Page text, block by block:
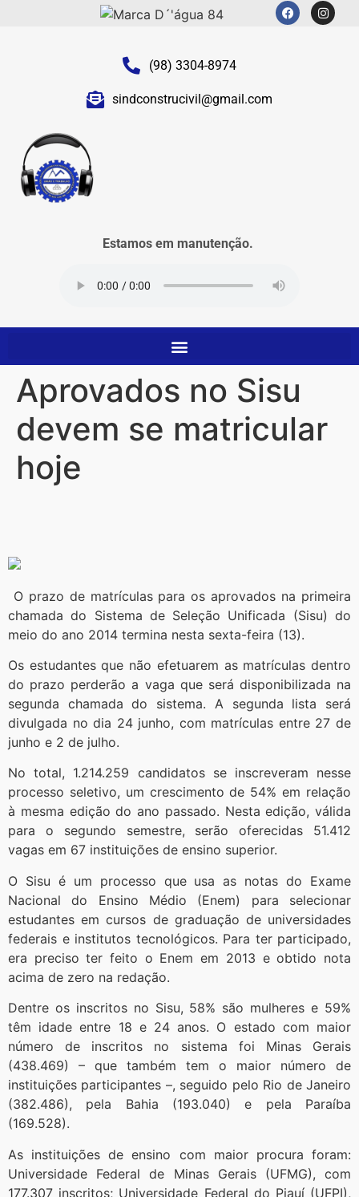
(98) 3304-8974
sindconstrucivil@gmail.com
Estamos em manutenção.
Aprovados no Sisu
devem se matricular
hoje
O prazo de matrículas para os aprovados na primeira
chamada do Sistema de Seleção Unificada (Sisu) do
meio do ano 2014 termina nesta sexta-feira (13).
Os estudantes que não efetuarem as matrículas dentro
do prazo perderão a vaga que será disponibilizada na
segunda chamada do sistema. A segunda lista será
divulgada no dia 24 junho, com matrículas entre 27 de
junho e 2 de julho.
No total, 1.214.259 candidatos se inscreveram nesse
processo seletivo, um crescimento de 54% em relação
à mesma edição do ano passado. Nesta edição, válida
para o segundo semestre, serão oferecidas 51.412
vagas em 67 instituições de ensino superior.
O Sisu é um processo que usa as notas do Exame
Nacional do Ensino Médio (Enem) para selecionar
estudantes em cursos de graduação de universidades
federais e institutos tecnológicos. Para ter participado,
era preciso ter feito o Enem em 2013 e obtido nota
acima de zero na redação.
Dentre os inscritos no Sisu, 58% são mulheres e 59%
têm idade entre 18 e 24 anos. O estado com maior
número de inscritos no sistema foi Minas Gerais
(438.469) – que também tem o maior número de
instituições participantes –, seguido pelo Rio de Janeiro
(382.486), pela Bahia (193.040) e pela Paraíba
(169.528).
As instituições de ensino com maior procura foram:
Universidade Federal de Minas Gerais (UFMG), com
177.307 inscritos; Universidade Federal do Piauí (UFPI),